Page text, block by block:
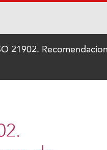
21902.